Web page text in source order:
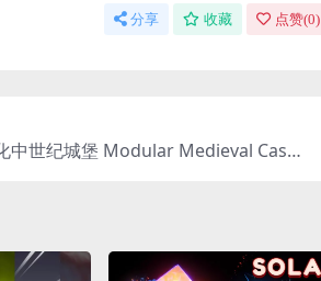
分享 收藏 点赞(0)
中世纪城堡 Modular Medieval Castl